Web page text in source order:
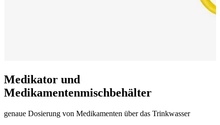
Medikator und
Medikamentenmischbehälter
genaue Dosierung von Medikamenten über das Trinkwasser